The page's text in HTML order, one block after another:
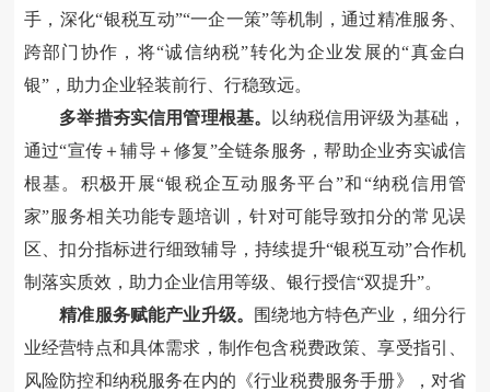
手，深化“银税互动”“一企一策”等机制，通过精准服务、
跨部门协作，将“诚信纳税”转化为企业发展的“真金白
银”，助力企业轻装前行、行稳致远。
多举措夯实信用管理根基。
以纳税信用评级为基础，
通过“宣传＋辅导＋修复”全链条服务，帮助企业夯实诚信
根基。积极开展“银税企互动服务平台”和“纳税信用管
家”服务相关功能专题培训，针对可能导致扣分的常见误
区、扣分指标进行细致辅导，持续提升“银税互动”合作机
制落实质效，助力企业信用等级、银行授信“双提升”。
精准服务赋能产业升级。
围绕地方特色产业，细分行
业经营特点和具体需求，制作包含税费政策、享受指引、
风险防控和纳税服务在内的《行业税费服务手册》，对省